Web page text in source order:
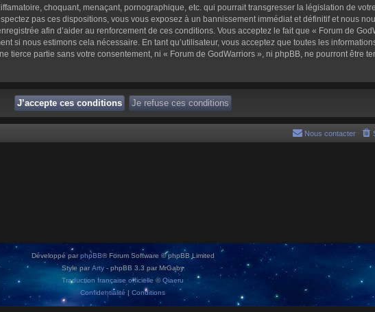
choquant, menaçant, pornographique, etc. qui pourrait transgresser la législation de
pas ces dispositions, vous vous exposez à un bannissement immédiat et définitif et nous
afin d’aider au renforcement de ces conditions. Vous acceptez le fait que « Forum de
si nous estimons cela nécessaire. En tant qu’utilisateur, vous acceptez que toutes les
tierce partie sans votre consentement, ni « Forum de GodWarriors », ni phpBB, ne pourront être
Nous contacter
Développé parphpBB® Forum Software © phpBB Limited
Style par Arty - phpBB 3.3 par MrGaby
Traduction française officielle ©Qiaeru
Confidentialité | Conditions